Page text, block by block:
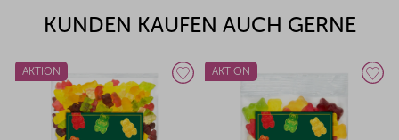
KUNDEN KAUFEN AUCH GERNE
AKTION AKTION